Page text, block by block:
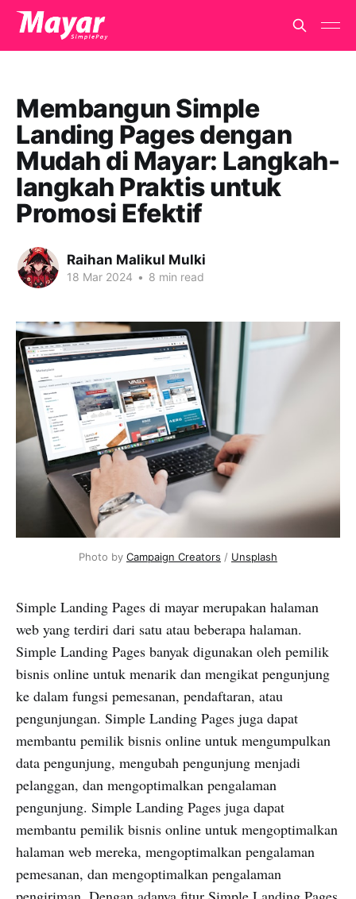
Membangun Simple
Landing Pages dengan
Mudah di Mayar: Langkah-
langkah Praktis untuk
Promosi Efektif
Raihan Malikul Mulki
18 Mar 2024 • 8 min read
Photo by Campaign Creators / Unsplash
Simple Landing Pages di mayar merupakan halaman
web yang terdiri dari satu atau beberapa halaman.
Simple Landing Pages banyak digunakan oleh pemilik
bisnis online untuk menarik dan mengikat pengunjung
ke dalam fungsi pemesanan, pendaftaran, atau
pengunjungan. Simple Landing Pages juga dapat
membantu pemilik bisnis online untuk mengumpulkan
data pengunjung, mengubah pengunjung menjadi
pelanggan, dan mengoptimalkan pengalaman
pengunjung. Simple Landing Pages juga dapat
membantu pemilik bisnis online untuk mengoptimalkan
halaman web mereka, mengoptimalkan pengalaman
pemesanan, dan mengoptimalkan pengalaman